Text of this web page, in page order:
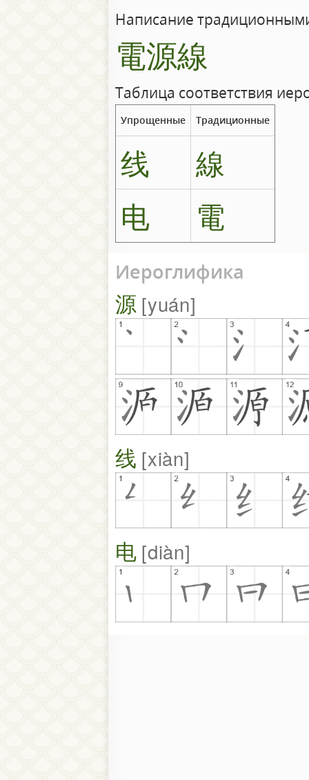
Написание
電源線
Таблица соответствия
Упрощенные Традиционные
线
線
电
電
Иероглифика
源 yuán
线 xiàn
电 diàn